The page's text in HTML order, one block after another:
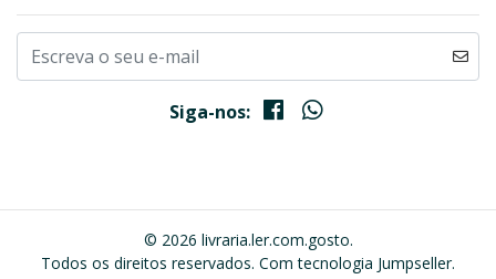
Siga-nos:
© 2026 livraria.ler.com.gosto.
Todos os direitos reservados. Com tecnologia Jumpseller.